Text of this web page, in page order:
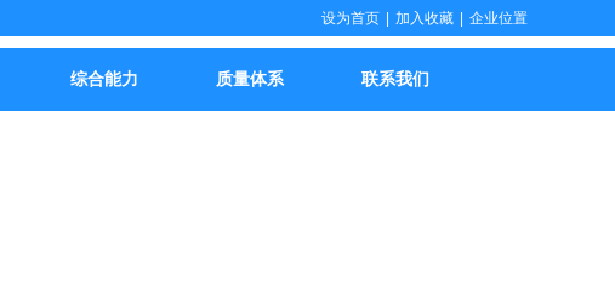
综合能力 质量体系 联系我们
设为首页 加入收藏 企业位置